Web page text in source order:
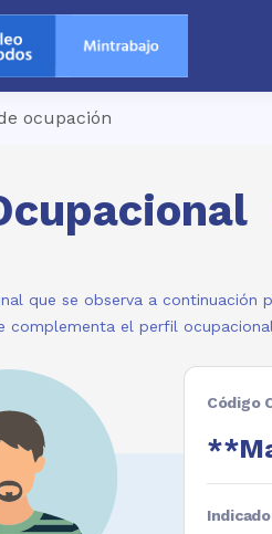
ocupación
que se observa a continuación
complementa el perfil
Código